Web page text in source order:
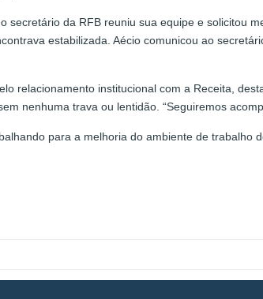
secretário da RFB reuniu sua equipe e solicitou
estabilizada. Aécio comunicou ao
relacionamento institucional com a Receita,
nenhuma trava ou lentidão. “Seguiremos
para a melhoria do ambiente de trabalho